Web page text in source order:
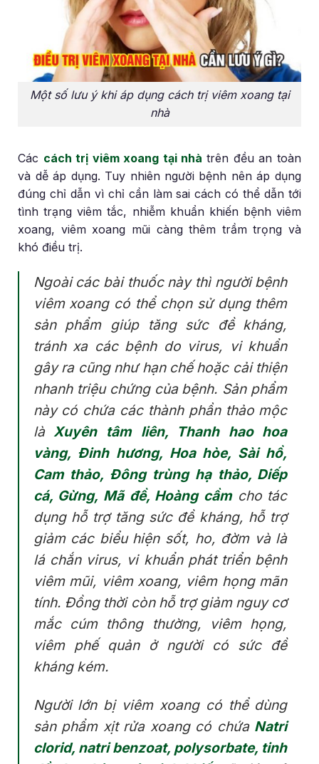
Một số lưu ý khi áp dụng cách trị viêm xoang tại
nhà
Các cách trị viêm xoang tại nhà trên đều an toàn
và dễ áp dụng. Tuy nhiên người bệnh nên áp dụng
đúng chỉ dẫn vì chỉ cần làm sai cách có thể dẫn tới
tình trạng viêm tắc, nhiễm khuẩn khiến bệnh viêm
xoang, viêm xoang mũi càng thêm trầm trọng và
khó điều trị.
Ngoài các bài thuốc này thì người bệnh
viêm xoang có thể chọn sử dụng thêm
sản phẩm giúp tăng sức đề kháng,
tránh xa các bệnh do virus, vi khuẩn
gây ra cũng như hạn chế hoặc cải thiện
nhanh triệu chứng của bệnh. Sản phẩm
này có chứa các thành phần thảo mộc
là Xuyên tâm liên, Thanh hao hoa
vàng, Đinh hương, Hoa hòe, Sài hồ,
Cam thảo, Đông trùng hạ thảo, Diếp
cá, Gừng, Mã đề, Hoàng cầmcho tác
dụng hỗ trợ tăng sức đề kháng, hỗ trợ
giảm các biểu hiện sốt, ho, đờm và là
lá chắn virus, vi khuẩn phát triển bệnh
viêm mũi, viêm xoang, viêm họng mãn
tính. Đồng thời còn hỗ trợ giảm nguy cơ
mắc cúm thông thường, viêm họng,
viêm phế quản ở người có sức đề
kháng kém.
Người lớn bị viêm xoang có thể dùng
sản phẩm xịt rửa xoang có chứa Natri
clorid, natri benzoat, polysorbate, tinh